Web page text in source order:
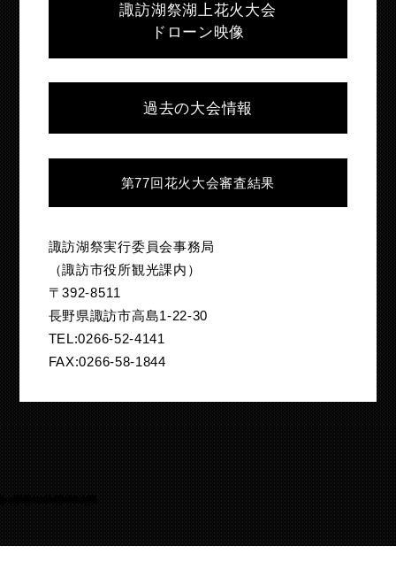
諏訪湖祭湖上花火大会
ドローン映像
過去の大会情報
第77回花火大会審査結果
諏訪湖祭実行委員会事務局
（諏訪市役所観光課内）
〒392-8511
長野県諏訪市高島1-22-30
TEL:0266-52-4141
FAX:0266-58-1844
Warning/home/suwakohanabi/suwako-hanabi.com/public_html/test.suwako-hanabi.com/wp-content/themes/suwako-hanabi_2018/footer.php105